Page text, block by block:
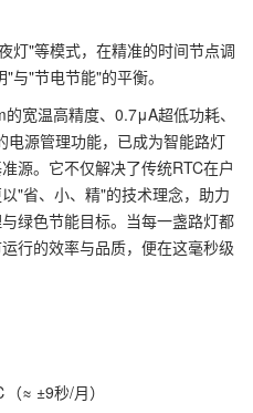
灯"等模式，在精准的时间节点调
与"节电节能"的平衡。
宽温高精度、0.7μA超低功耗、
源管理功能，已成为智能路灯
源。它不仅解决了传统RTC在户
"省、小、精"的技术理念，助力
绿色节能目标。当每一盏路灯都
行的效率与品质，便在这毫秒级
≈ ±9秒/月）